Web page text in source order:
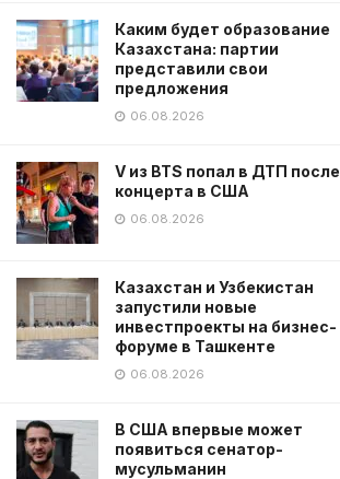
Каким будет образование
Казахстана: партии
представили свои
предложения
06.08.2026
V из BTS попал в ДТП после
концерта в США
06.08.2026
Казахстан и Узбекистан
запустили новые
инвестпроекты на бизнес-
форуме в Ташкенте
06.08.2026
В США впервые может
появиться сенатор-
мусульманин